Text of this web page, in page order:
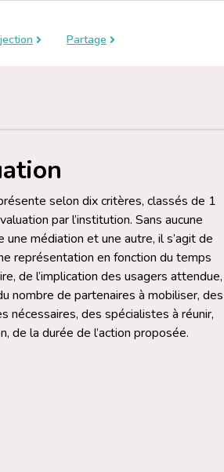
Partage
selon dix critères, classés de 1
par l’institution. Sans aucune
une médiation et une autre, il s’agit de
représentation en fonction du temps
de l’implication des usagers attendue,
nombre de partenaires à mobiliser, des
nécessaires, des spécialistes à réunir,
de la durée de l’action proposée.